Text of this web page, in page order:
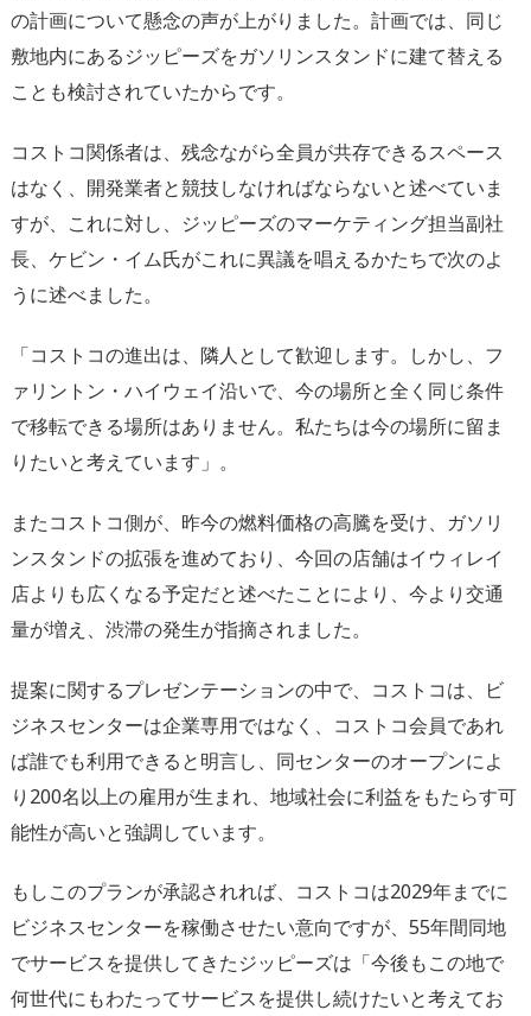
の計画について懸念の声が上がりました。計画では、 同じ
敷地内にあるジッピーズをガソリンスタンドに建て替える
こと も検討されていたからです。
コストコ関係者は、残念ながら全員が共存できるスペース
はなく、 開発業者と競技しなければならないと述べていま
すが、 これに対し、ジッピーズのマーケティング担当副社
長、ケビン・ イム氏がこれに異議を唱えるかたちで次のよ
うに述べました。
「コストコの進出は、隣人として歓迎します。しかし、 フ
ァリントン・ハイウェイ沿いで、 今の場所と全く同じ条件
で移転できる場所はありません。 私たちは今の場所に留ま
りたいと考えています」。
またコストコ側が、昨今の燃料価格の高騰を受け、 ガソリ
ンスタンドの拡張を進めており、 今回の店舗はイウィレイ
店よりも広くなる予定だと述べたことによ り、今より交通
量が増え、渋滞の発生が指摘されました。
提案に関するプレゼンテーションの中で、コストコは、
ビ
ジネスセンターは企業専用ではなく、 コストコ会員であれ
ば誰でも利用できると明言し、 同センターのオープンによ
り200名以上の雇用が生まれ、 地域社会に利益をもたらす可
能性が高いと強調しています。
もしこのプランが承認されれば、 コストコは2029年までに
ビジネスセンターを稼働させたい意向ですが、55年間同地
でサービスを提供してきたジッピーズは「今後もこの地で
何世代にもわたってサービスを提供し続けたいと考えてお